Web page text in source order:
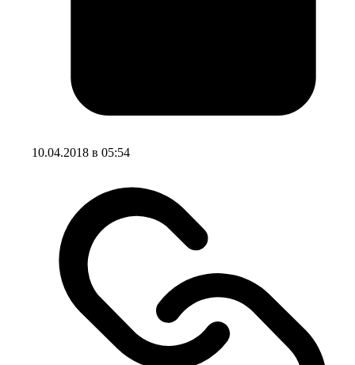
10.04.2018 в 05:54